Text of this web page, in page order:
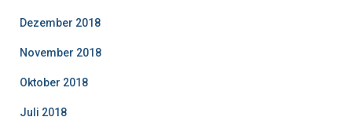
Dezember 2018
November 2018
Oktober 2018
Juli 2018